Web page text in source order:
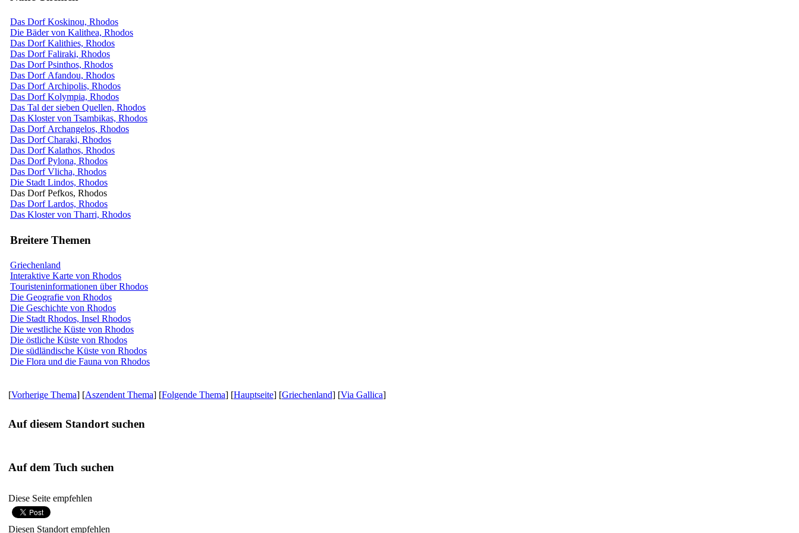
Das Dorf Koskinou, Rhodos
Die Bäder von Kalithea, Rhodos
Das Dorf Kalithies, Rhodos
Das Dorf Faliraki, Rhodos
Das Dorf Psinthos, Rhodos
Das Dorf Afandou, Rhodos
Das Dorf Archipolis, Rhodos
Das Dorf Kolympia, Rhodos
Das Tal der sieben Quellen, Rhodos
Das Kloster von Tsambikas, Rhodos
Das Dorf Archangelos, Rhodos
Das Dorf Charaki, Rhodos
Das Dorf Kalathos, Rhodos
Das Dorf Pylona, Rhodos
Das Dorf Vlicha, Rhodos
Die Stadt Lindos, Rhodos
Das Dorf Pefkos, Rhodos
Das Dorf Lardos, Rhodos
Das Kloster von Tharri, Rhodos
Breitere Themen
Griechenland
Interaktive Karte von Rhodos
Touristeninformationen über Rhodos
Die Geografie von Rhodos
Die Geschichte von Rhodos
Die Stadt Rhodos, Insel Rhodos
Die westliche Küste von Rhodos
Die östliche Küste von Rhodos
Die südländische Küste von Rhodos
Die Flora und die Fauna von Rhodos
[Vorherige Thema] [Aszendent Thema] [Folgende Thema] [Hauptseite] [Griechenland] [Via Gallica]
Auf diesem Standort suchen
Auf dem Tuch suchen
Diese Seite empfehlen
Diesen Standort empfehlen